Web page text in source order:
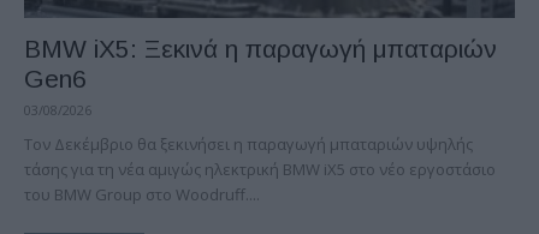
BMW iX5: Ξεκινά η παραγωγή μπαταριών
Gen6
03/08/2026
Τον Δεκέμβριο θα ξεκινήσει η παραγωγή μπαταριών υψηλής
τάσης για τη νέα αμιγώς ηλεκτρική BMW iX5 στο νέο εργοστάσιο
του BMW Group στο Woodruff....